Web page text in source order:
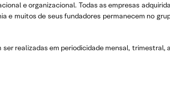
e organizacional. Todas as empresas
e muitos de seus fundadores permanecem no
realizadas em periodicidade mensal, trimestral,